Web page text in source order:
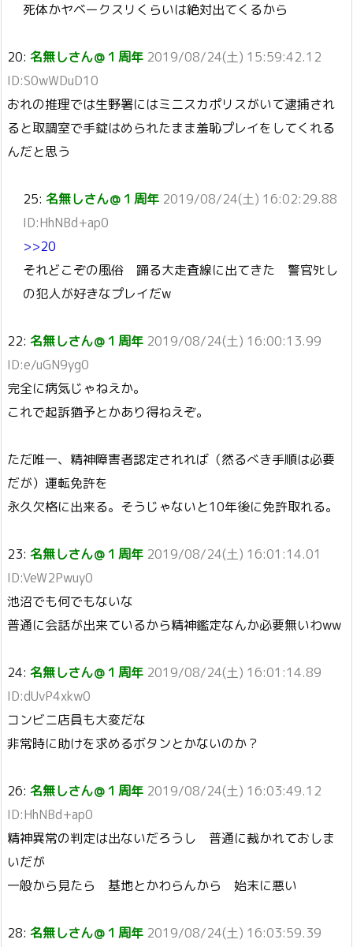
死体かヤベークスリくらいは絶対出てくるから
20: 名無しさん＠１周年 2019/08/24(土) 15:59:42.12
ID:S0wWDuD10
おれの推理では生野署にはミニスカポリスがいて逮捕され
ると取調室で手錠はめられたまま羞恥プレイをしてくれる
んだと思う
25: 名無しさん＠１周年 2019/08/24(土) 16:02:29.88
ID:HhNBd+ap0
>>20
それどこぞの風俗 踊る大走査線に出てきた 警官ﾀﾋし
の犯人が好きなプレイだw
22: 名無しさん＠１周年 2019/08/24(土) 16:00:13.99
ID:e/uGN9yg0
完全に病気じゃねえか。
これで起訴猶予とかあり得ねえぞ。
ただ唯一、精神障害者認定されれば（然るべき手順は必要
だが）運転免許を
永久欠格に出来る。そうじゃないと10年後に免許取れる。
23: 名無しさん＠１周年 2019/08/24(土) 16:01:14.01
ID:VeW2Pwuy0
池沼でも何でもないな
普通に会話が出来ているから精神鑑定なんか必要無いわww
24: 名無しさん＠１周年 2019/08/24(土) 16:01:14.89
ID:dUvP4xkw0
コンビニ店員も大変だな
非常時に助けを求めるボタンとかないのか？
26: 名無しさん＠１周年 2019/08/24(土) 16:03:49.12
ID:HhNBd+ap0
精神異常の判定は出ないだろうし 普通に裁かれておしま
いだが
一般から見たら 基地とかわらんから 始末に悪い
28: 名無しさん＠１周年 2019/08/24(土) 16:03:59.39